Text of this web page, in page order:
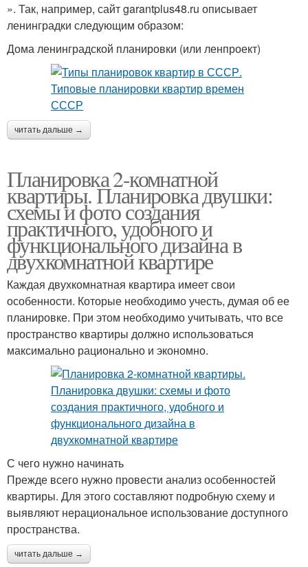
». Так, например, сайт garantplus48.ru описывает
ленинградки следующим образом:
Дома ленинградской планировки (или ленпроект)
читать дальше →
Планировка 2-комнатной
квартиры. Планировка двушки:
схемы и фото создания
практичного, удобного и
функционального дизайна в
двухкомнатной квартире
Каждая двухкомнатная квартира имеет свои
особенности. Которые необходимо учесть, думая об ее
планировке. При этом необходимо учитывать, что все
пространство квартиры должно использоваться
максимально рационально и экономно.
С чего нужно начинать
Прежде всего нужно провести анализ особенностей
квартиры. Для этого составляют подробную схему и
выявляют нерациональное использование доступного
пространства.
читать дальше →